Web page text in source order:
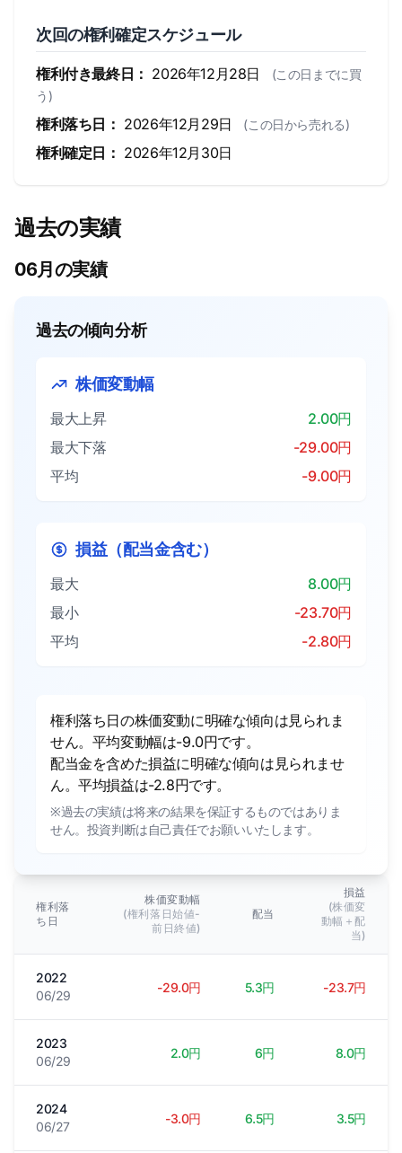
次回の権利確定スケジュール
権利付き最終日： 2026年12月28日
(この日までに買
う)
権利落ち日： 2026年12月29日 (この日から売れる)
権利確定日： 2026年12月30日
過去の実績
06月の実績
過去の傾向分析
株価変動幅
最大上昇
2.00円
最大下落
-29.00円
平均
-9.00円
損益（配当金含む）
最大
8.00円
最小
-23.70円
平均
-2.80円
権利落ち日の株価変動に明確な傾向は見られま
せん。平均変動幅は-9.0円です。
配当金を含めた損益に明確な傾向は見られませ
ん。平均損益は-2.8円です。
※過去の実績は将来の結果を保証するものではありま
せん。投資判断は自己責任でお願いいたします。
権利落
ち日
株価変動幅
(権利落日始値-
前日終値)
配当
損益
(株価変
動幅＋配
当)
2022
06/29
-29.0円 5.3円 -23.7円
2023
06/29
2.0円 6円 8.0円
2024
06/27
-3.0円 6.5円 3.5円